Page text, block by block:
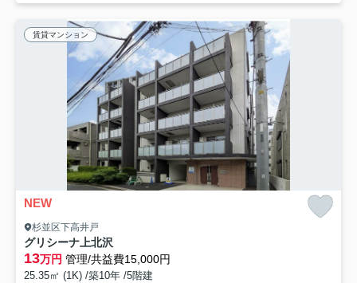
賃貸マンション
NEW
杉並区下高井戸
グリシーナ上北沢
13万円 管理/共益費15,000円
25.35㎡ (1K) /築10年 /5階建